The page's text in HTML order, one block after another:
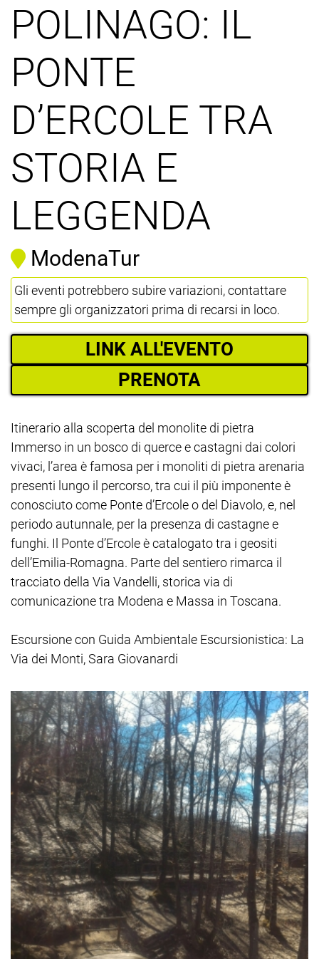
POLINAGO: IL
PONTE
D’ERCOLE TRA
STORIA E
LEGGENDA
ModenaTur
Gli eventi potrebbero subire variazioni, contattare
sempre gli organizzatori prima di recarsi in loco.
LINK ALL'EVENTO
PRENOTA
Itinerario alla scoperta del monolite di pietra
Immerso in un bosco di querce e castagni dai colori
vivaci, l’area è famosa per i monoliti di pietra arenaria
presenti lungo il percorso, tra cui il più imponente è
conosciuto come Ponte d’Ercole o del Diavolo, e, nel
periodo autunnale, per la presenza di castagne e
funghi. Il Ponte d’Ercole è catalogato tra i geositi
dell’Emilia-Romagna. Parte del sentiero rimarca il
tracciato della Via Vandelli, storica via di
comunicazione tra Modena e Massa in Toscana.
Escursione con Guida Ambientale Escursionistica: La
Via dei Monti, Sara Giovanardi